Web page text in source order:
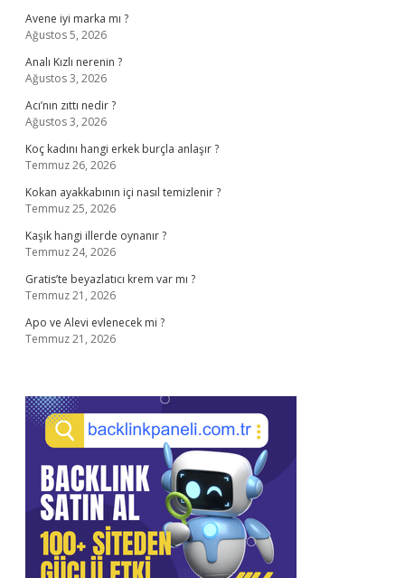
Avene iyi marka mı ?
Ağustos 5, 2026
Analı Kızlı nerenin ?
Ağustos 3, 2026
Acı’nın zıttı nedir ?
Ağustos 3, 2026
Koç kadını hangi erkek burçla anlaşır ?
Temmuz 26, 2026
Kokan ayakkabının içi nasıl temizlenir ?
Temmuz 25, 2026
Kaşık hangi illerde oynanır ?
Temmuz 24, 2026
Gratis’te beyazlatıcı krem var mı ?
Temmuz 21, 2026
Apo ve Alevi evlenecek mi ?
Temmuz 21, 2026